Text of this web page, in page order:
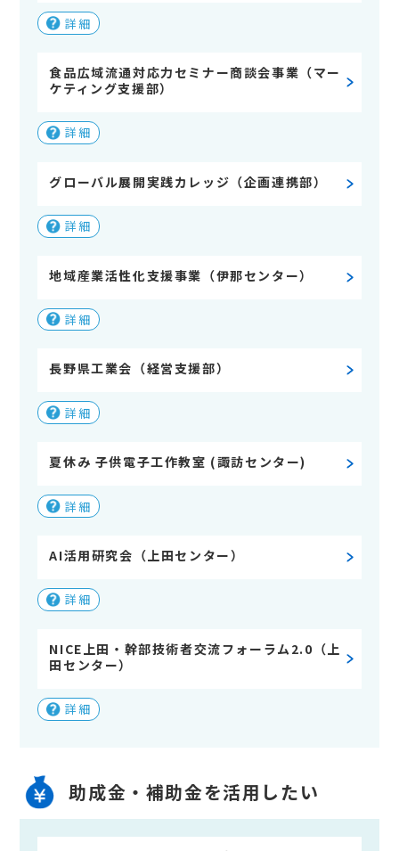
詳細
食品広域流通対応力セミナー商談会事業（マー
ケティング支援部）
詳細
グローバル展開実践カレッジ（企画連携部）
詳細
地域産業活性化支援事業（伊那センター）
詳細
長野県工業会（経営支援部）
詳細
夏休み 子供電子工作教室 (諏訪センター)
詳細
AI活用研究会（上田センター）
詳細
NICE上田・幹部技術者交流フォーラム2.0（上
田センター）
詳細
助成金・補助金を活用したい